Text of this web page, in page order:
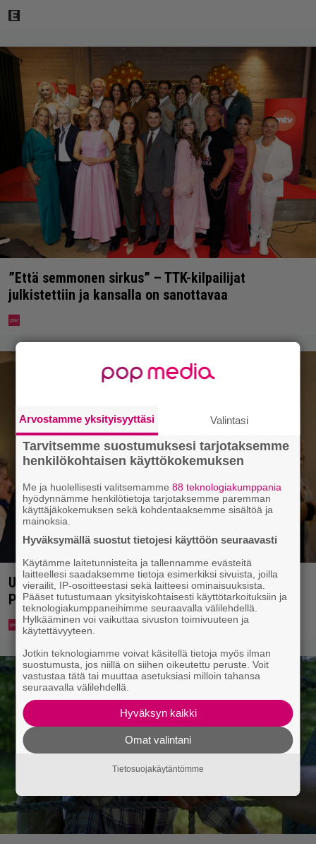
”Että semmonen sirkus” – TTK-kilpailijat
julkistettiin ja kansalla on sanottavaa
Uuno: Hjallis Harkimo menee naimisiin Jasmine
Pajarin kanssa
Arvostamme yksityisyyttäsi Valintasi
Tarvitsemme suostumuksesi tarjotaksemme
henkilökohtaisen käyttökokemuksen
Me ja huolellisesti valitsemamme88 teknologiakumppania
hyödynnämme henkilötietoja tarjotaksemme paremman
käyttäjäkokemuksen sekä kohdentaaksemme sisältöä ja
mainoksia.
Hyväksymällä suostut tietojesi käyttöön seuraavasti
Käytämme laitetunnisteita ja tallennamme evästeitä
laitteellesi saadaksemme tietoja esimerkiksi sivuista, joilla
vierailit, IP-osoitteestasi sekä laitteesi ominaisuuksista.
Pääset tutustumaan yksityiskohtaisesti käyttötarkoituksiin ja
teknologiakumppaneihimme seuraavalla välilehdellä.
Hylkääminen voi vaikuttaa sivuston toimivuuteen ja
käytettävyyteen.
Jotkin teknologiamme voivat käsitellä tietoja myös ilman
suostumusta, jos niillä on siihen oikeutettu peruste. Voit
vastustaa tätä tai muuttaa asetuksiasi milloin tahansa
seuraavalla välilehdellä.
Hyväksyn kaikki
Omat valintani
Tietosuojakäytäntömme